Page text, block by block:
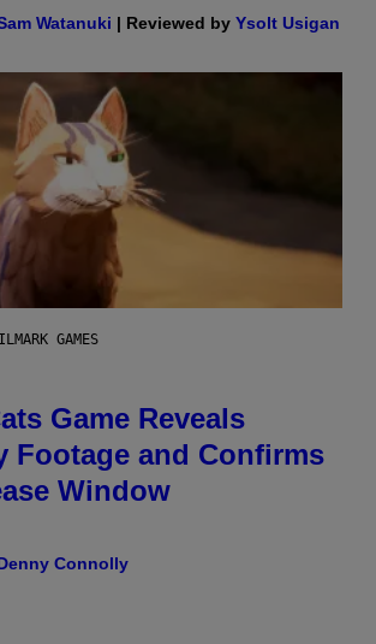
Watanuki | Reviewed by Ysolt Usigan
GAMES
Game Reveals
Footage and Confirms
Window
Connolly